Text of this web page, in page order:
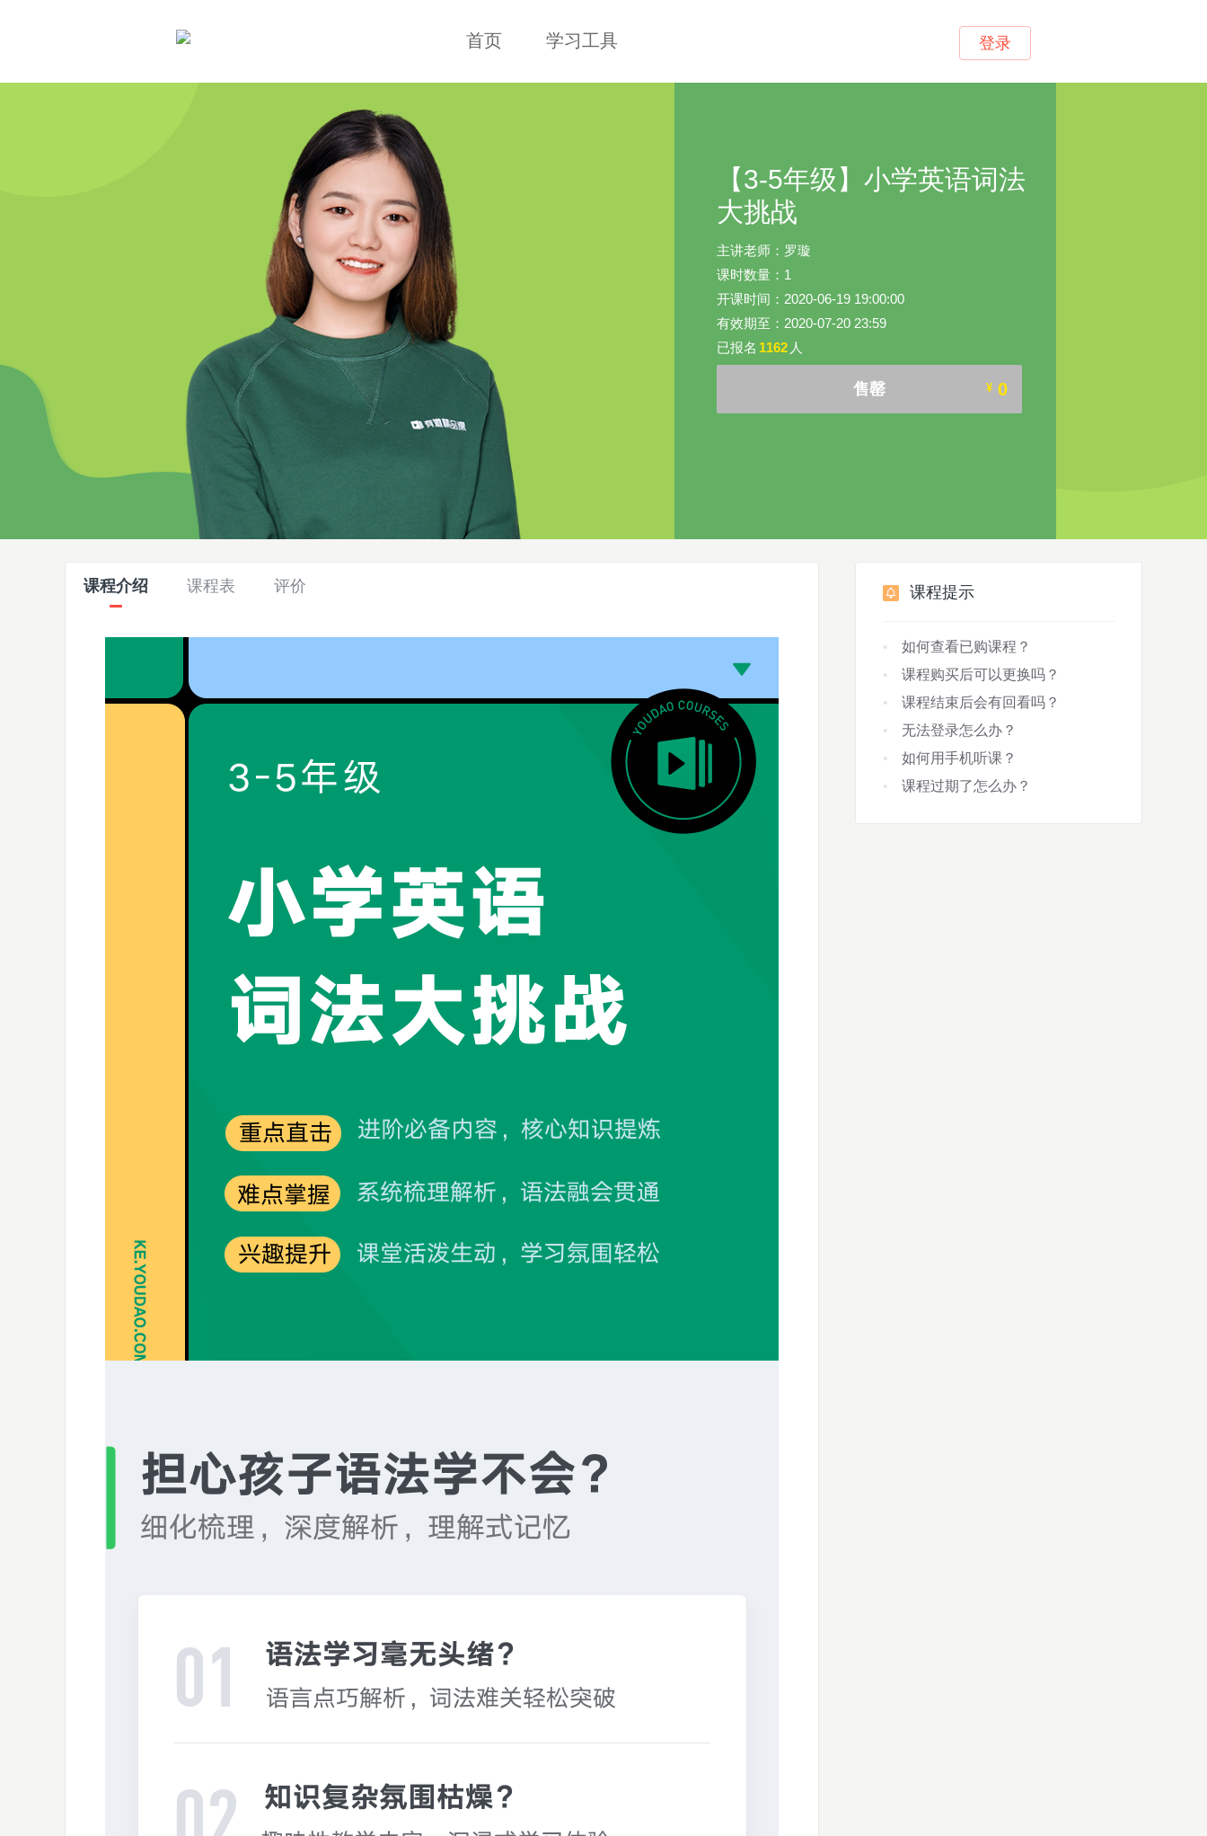
首页 学习工具 登录
【3-5年级】小学英语词法
大挑战
主讲老师：罗璇
课时数量：1
开课时间：2020-06-19 19:00:00
有效期至：2020-07-20 23:59
已报名 1162 人
售罄 ¥ 0
课程介绍 课程表 评价 课程提示
如何查看已购课程？
课程购买后可以更换吗？
课程结束后会有回看吗？
无法登录怎么办？
如何用手机听课？
课程过期了怎么办？